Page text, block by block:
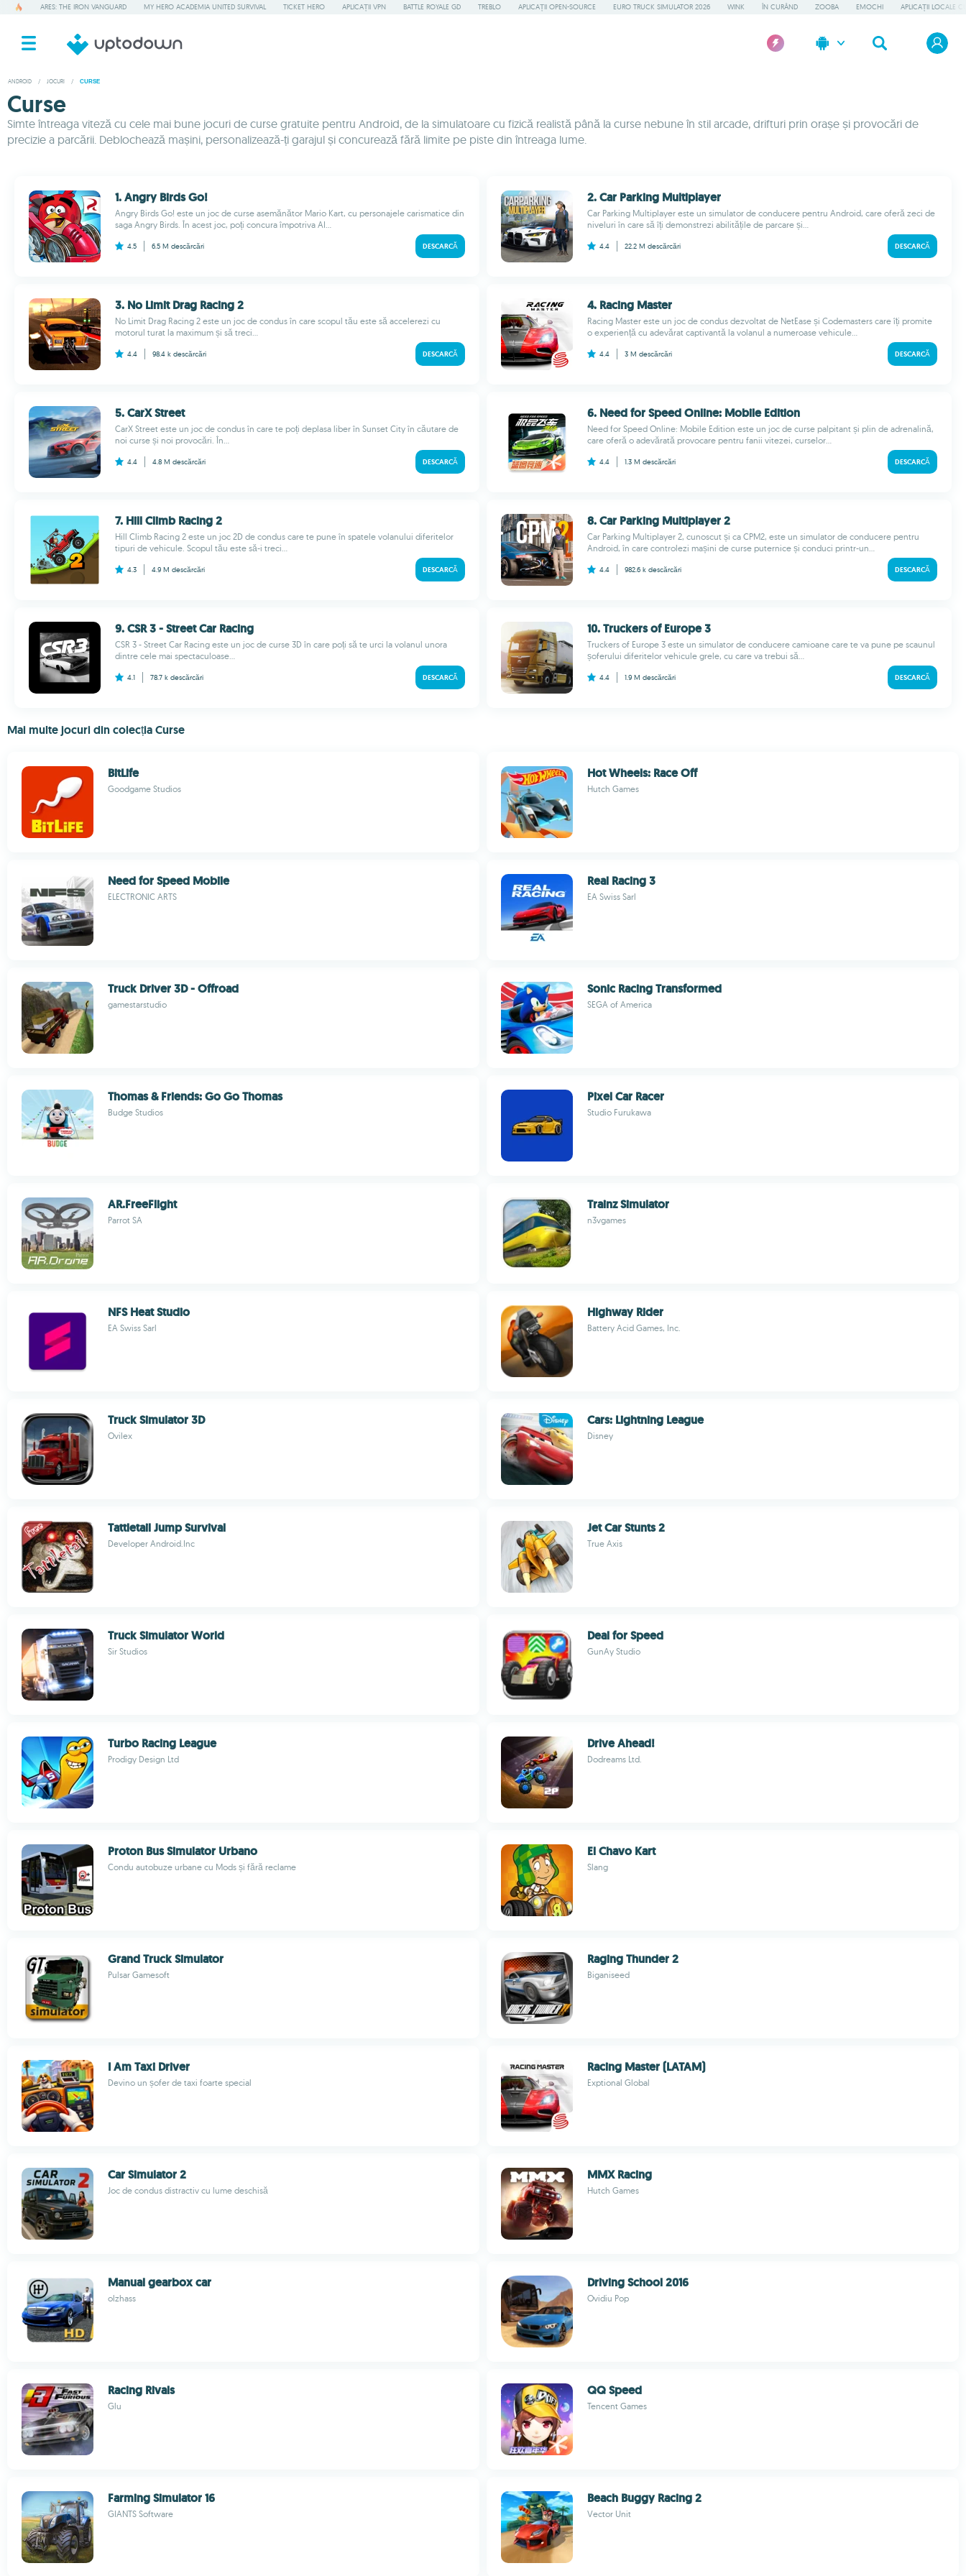
ARES: THE IRON VANGUARD MY HERO ACADEMIA UNITED SURVIVAL TICKET HERO APLICAȚII VPN BATTLE ROYALE GD TREBLO APLICAȚII OPEN-SOURCE EURO TRUCK SIMULATOR 2026 WINK ÎN CURÂND ZOOBA EMOCHI APLICAȚII LOCALE
ANDROID / JOCURI / CURSE
Curse
Simte întreaga viteză cu cele mai bune jocuri de curse gratuite pentru Android, de la simulatoare cu fizică realistă până la curse nebune în stil arcade, drifturi prin orașe și provocări de
precizie a parcării. Deblochează mașini, personalizează-ți garajul și concurează fără limite pe piste din întreaga lume.
1. Angry Birds Go!
Angry Birds Go! este un joc de curse asemănător Mario Kart, cu personajele carismatice din
saga Angry Birds. În acest joc, poți concura împotriva AI...
4.5 6.5 M descărcări DESCARCĂ
2. Car Parking Multiplayer
Car Parking Multiplayer este un simulator de conducere pentru Android, care oferă zeci de
niveluri în care să îți demonstrezi abilitățile de parcare și...
4.4 22.2 M descărcări DESCARCĂ
3. No Limit Drag Racing 2
No Limit Drag Racing 2 este un joc de condus în care scopul tău este să accelerezi cu
motorul turat la maximum și să treci...
4.4 98.4 k descărcări DESCARCĂ
4. Racing Master
Racing Master este un joc de condus dezvoltat de NetEase și Codemasters care îți promite
o experiență cu adevărat captivantă la volanul a numeroase vehicule...
4.4 3 M descărcări DESCARCĂ
5. CarX Street
CarX Street este un joc de condus în care te poți deplasa liber în Sunset City în căutare de
noi curse și noi provocări. În...
4.4 4.8 M descărcări DESCARCĂ
6. Need for Speed Online: Mobile Edition
Need for Speed Online: Mobile Edition este un joc de curse palpitant și plin de adrenalină,
care oferă o adevărată provocare pentru fanii vitezei, curselor...
4.4 1.3 M descărcări DESCARCĂ
7. Hill Climb Racing 2
Hill Climb Racing 2 este un joc 2D de condus care te pune în spatele volanului diferitelor
tipuri de vehicule. Scopul tău este să-i treci...
4.3 4.9 M descărcări DESCARCĂ
8. Car Parking Multiplayer 2
Car Parking Multiplayer 2, cunoscut și ca CPM2, este un simulator de conducere pentru
Android, în care controlezi mașini de curse puternice și conduci printr-un...
4.4 982.6 k descărcări DESCARCĂ
9. CSR 3 - Street Car Racing
CSR 3 - Street Car Racing este un joc de curse 3D în care poți să te urci la volanul unora
dintre cele mai spectaculoase...
4.1 78.7 k descărcări DESCARCĂ
10. Truckers of Europe 3
Truckers of Europe 3 este un simulator de conducere camioane care te va pune pe scaunul
șoferului diferitelor vehicule grele, cu care va trebui să...
4.4 1.9 M descărcări DESCARCĂ
Mai multe jocuri din colecția Curse
BitLife
Goodgame Studios
Hot Wheels: Race Off
Hutch Games
Need for Speed Mobile
ELECTRONIC ARTS
Real Racing 3
EA Swiss Sarl
Truck Driver 3D - Offroad
gamestarstudio
Sonic Racing Transformed
SEGA of America
Thomas & Friends: Go Go Thomas
Budge Studios
Pixel Car Racer
Studio Furukawa
AR.FreeFlight
Parrot SA
Trainz Simulator
n3vgames
NFS Heat Studio
EA Swiss Sarl
Highway Rider
Battery Acid Games, Inc.
Truck Simulator 3D
Ovilex
Cars: Lightning League
Disney
Tattletail Jump Survival
Developer Android.Inc
Jet Car Stunts 2
True Axis
Truck Simulator World
Sir Studios
Deal for Speed
GunAy Studio
Turbo Racing League
Prodigy Design Ltd
Drive Ahead!
Dodreams Ltd.
Proton Bus Simulator Urbano
Condu autobuze urbane cu Mods și fără reclame
El Chavo Kart
Slang
Grand Truck Simulator
Pulsar Gamesoft
Raging Thunder 2
Biganiseed
I Am Taxi Driver
Devino un șofer de taxi foarte special
Racing Master (LATAM)
Exptional Global
Car Simulator 2
Joc de condus distractiv cu lume deschisă
MMX Racing
Hutch Games
Manual gearbox car
olzhass
Driving School 2016
Ovidiu Pop
Racing Rivals
Glu
QQ Speed
Tencent Games
Farming Simulator 16
GIANTS Software
Beach Buggy Racing 2
Vector Unit